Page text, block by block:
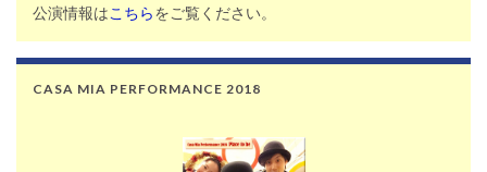
公演情報はこちらをご覧ください。
CASA MIA PERFORMANCE 2018